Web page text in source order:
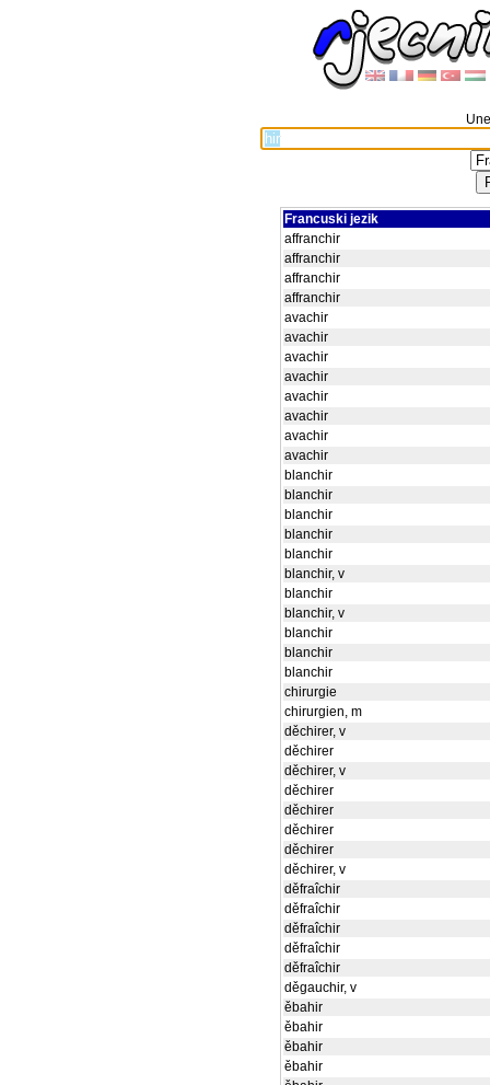
Francuski jezik
affranchir
affranchir
affranchir
affranchir
avachir
avachir
avachir
avachir
avachir
avachir
avachir
avachir
blanchir
blanchir
blanchir
blanchir
blanchir
blanchir, v
blanchir
blanchir, v
blanchir
blanchir
blanchir
chirurgie
chirurgien, m
děchirer, v
děchirer
děchirer, v
děchirer
děchirer
děchirer
děchirer
děchirer, v
děfraîchir
děfraîchir
děfraîchir
děfraîchir
děfraîchir
děgauchir, v
ěbahir
ěbahir
ěbahir
ěbahir